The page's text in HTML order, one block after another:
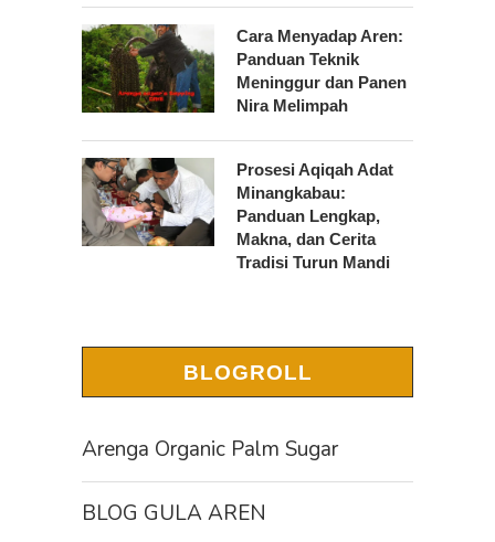
Cara Menyadap Aren:
Panduan Teknik
Meninggur dan Panen
Nira Melimpah
Prosesi Aqiqah Adat
Minangkabau:
Panduan Lengkap,
Makna, dan Cerita
Tradisi Turun Mandi
BLOGROLL
Arenga Organic Palm Sugar
BLOG GULA AREN